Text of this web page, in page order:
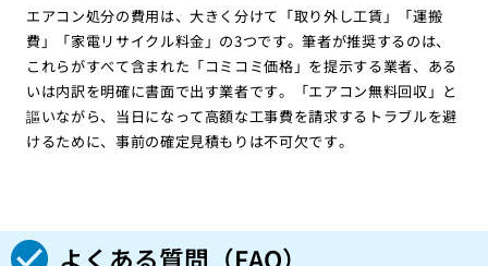
エアコン処分の費用は、大きく分けて「取り外し工賃」「運搬
費」「家電リサイクル料金」の3つです。筆者が推奨するのは、
これらがすべて含まれた「コミコミ価格」を提示する業者、ある
いは内訳を明確に書面で出す業者です。「エアコン無料回収」と
謳いながら、当日になって高額な工事費を請求するトラブルを避
けるために、事前の確定見積もりは不可欠です。
よくある質問（FAQ）